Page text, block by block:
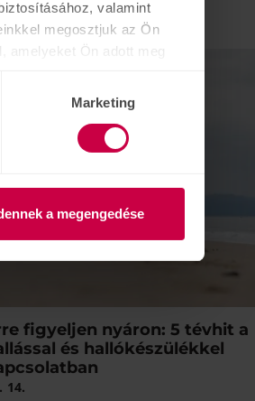
valamint
megosztjuk az Ön
Ön adott meg
Marketing
a megengedése
olvas
figyeljen nyáron: 5 tévhit a
és hallókészülékkel
14.